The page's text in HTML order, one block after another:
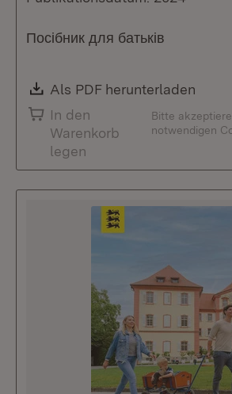
Посібник для батьків
Download:
Als PDF herunterladen
In den
Warenkorb
legen
Bitte
notwendigen